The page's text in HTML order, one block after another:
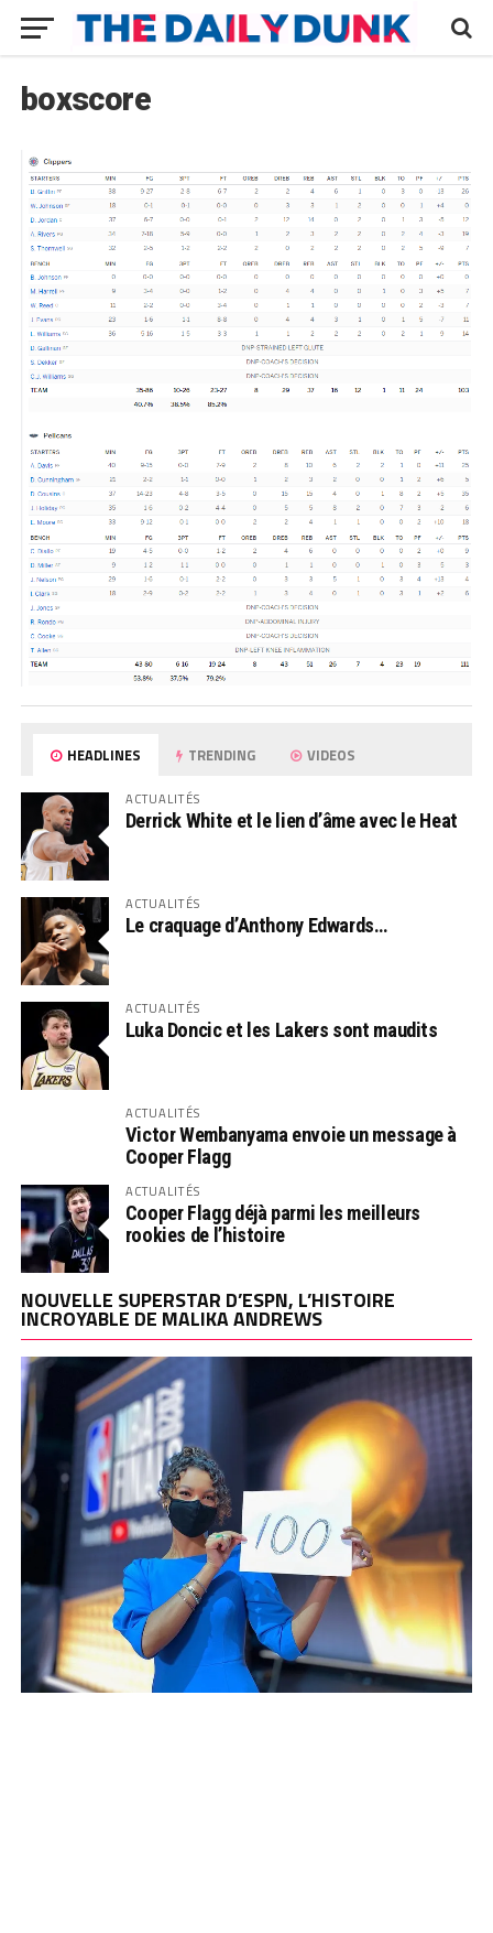
boxscore
HEADLINES TRENDING VIDEOS
ACTUALITÉS
Derrick White et le lien d’âme avec le Heat
ACTUALITÉS
Le craquage d’Anthony Edwards…
ACTUALITÉS
Luka Doncic et les Lakers sont maudits
ACTUALITÉS
Victor Wembanyama envoie un message à
Cooper Flagg
ACTUALITÉS
Cooper Flagg déjà parmi les meilleurs
rookies de l’histoire
NOUVELLE SUPERSTAR D’ESPN, L’HISTOIRE
INCROYABLE DE MALIKA ANDREWS